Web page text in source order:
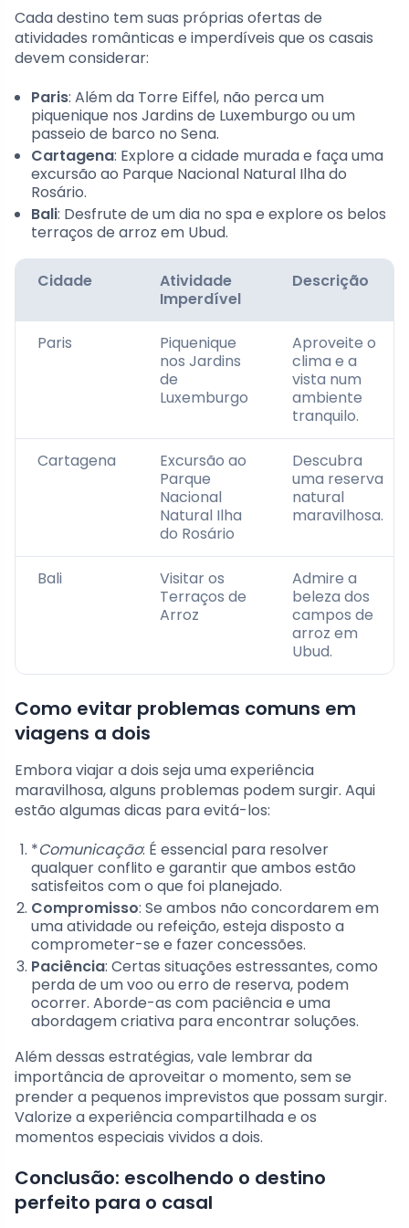
Cada destino tem suas próprias ofertas de
atividades românticas e imperdíveis que os casais
devem considerar:
Paris: Além da Torre Eiffel, não perca um
piquenique nos Jardins de Luxemburgo ou um
passeio de barco no Sena.
Cartagena: Explore a cidade murada e faça uma
excursão ao Parque Nacional Natural Ilha do
Rosário.
Bali: Desfrute de um dia no spa e explore os belos
terraços de arroz em Ubud.
Cidade
Atividade
Imperdível
Descrição
Paris
Piquenique
nos Jardins
de
Luxemburgo
Aproveite o
clima e a
vista num
ambiente
tranquilo.
Cartagena
Excursão ao
Parque
Nacional
Natural Ilha
do Rosário
Descubra
uma reserva
natural
maravilhosa.
Bali
Visitar os
Terraços de
Arroz
Admire a
beleza dos
campos de
arroz em
Ubud.
Como evitar problemas comuns em
viagens a dois
Embora viajar a dois seja uma experiência
maravilhosa, alguns problemas podem surgir. Aqui
estão algumas dicas para evitá-los:
*Comunicação: É essencial para resolver
qualquer conflito e garantir que ambos estão
satisfeitos com o que foi planejado.
Compromisso: Se ambos não concordarem em
uma atividade ou refeição, esteja disposto a
comprometer-se e fazer concessões.
Paciência: Certas situações estressantes, como
perda de um voo ou erro de reserva, podem
ocorrer. Aborde-as com paciência e uma
abordagem criativa para encontrar soluções.
Além dessas estratégias, vale lembrar da
importância de aproveitar o momento, sem se
prender a pequenos imprevistos que possam surgir.
Valorize a experiência compartilhada e os
momentos especiais vividos a dois.
Conclusão: escolhendo o destino
perfeito para o casal